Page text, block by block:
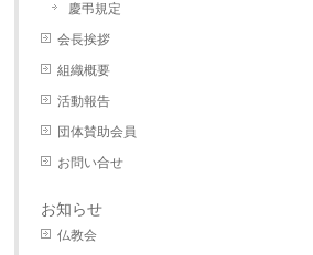
慶弔規定
会長挨拶
組織概要
活動報告
団体賛助会員
お問い合せ
お知らせ
仏教会